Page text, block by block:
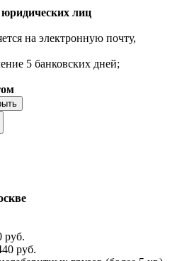
лиц
на электронную почту,
5 банковских дней;
руб.
руб.